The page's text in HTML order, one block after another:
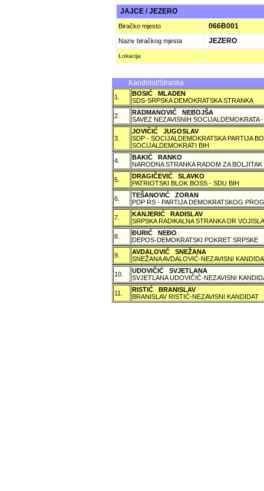
JAJCE / JEZERO
Biračko mjesto 066B001
Naziv biračkog mjesta JEZERO
Lokacija
Kandidat/Stranka
1.
BOSIĆ MLADEN
SDS-SRPSKA DEMOKRATSKA STRANKA
2.
RADMANOVIĆ NEBOJŠA
SAVEZ NEZAVISNIH SOCIJALDEMOKRATA
3.
JOVIČIĆ JUGOSLAV
SDP - SOCIJALDEMOKRATSKA PARTIJA
SOCIJALDEMOKRATI BIH
4.
BAKIĆ RANKO
NARODNA STRANKA RADOM ZA BOLJITAK
5.
DRAGIČEVIĆ SLAVKO
PATRIOTSKI BLOK BOSS - SDU BIH
6.
TEŠANOVIĆ ZORAN
PDP RS - PARTIJA DEMOKRATSKOG
7.
KANJERIĆ RADISLAV
SRPSKA RADIKALNA STRANKA DR
8.
ÐURIĆ NEÐO
DEPOS-DEMOKRATSKI POKRET SRPSKE
9.
AVDALOVIĆ SNEŽANA
SNEŽANA AVDALOVIĆ-NEZAVISNI
10.
UDOVIČIĆ SVJETLANA
SVJETLANA UDOVIČIĆ-NEZAVISNI
11.
RISTIĆ BRANISLAV
BRANISLAV RISTIĆ-NEZAVISNI KANDIDAT